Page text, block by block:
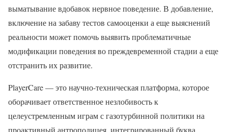
выматывание вдобавок нервное поведение. В добавление,
включение на забаву тестов самооценки а еще выяснений
реальности может помочь выявить проблематичные
модификации поведения во преждевременной стадии а еще
отстранить их развитие.
PlayerCare — это научно-техническая платформа, которое
оборачивает ответственное незлобивость к
целеустремленным играм с газотурбинной политики на
проактивный антроподицея, интегрированный буква